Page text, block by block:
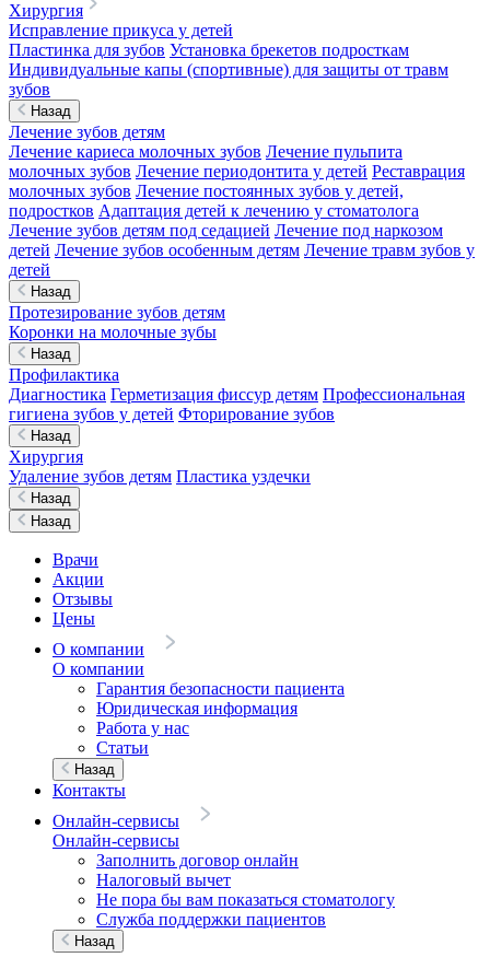
Хирургия
Исправление прикуса у детей
Пластинка для зубов Установка брекетов подросткам
Индивидуальные капы (спортивные) для защиты от травм
зубов
Назад
Лечение зубов детям
Лечение кариеса молочных зубов Лечение пульпита
молочных зубов Лечение периодонтита у детей Реставрация
молочных зубов Лечение постоянных зубов у детей,
подростков Адаптация детей к лечению у стоматолога
Лечение зубов детям под седацией Лечение под наркозом
детей Лечение зубов особенным детям Лечение травм зубов у
детей
Назад
Протезирование зубов детям
Коронки на молочные зубы
Назад
Профилактика
Диагностика Герметизация фиссур детям Профессиональная
гигиена зубов у детей Фторирование зубов
Назад
Хирургия
Удаление зубов детям Пластика уздечки
Назад
Назад
Врачи
Акции
Отзывы
Цены
О компании
О компании
Гарантия безопасности пациента
Юридическая информация
Работа у нас
Статьи
Назад
Контакты
Онлайн-сервисы
Онлайн-сервисы
Заполнить договор онлайн
Налоговый вычет
Не пора бы вам показаться стоматологу
Служба поддержки пациентов
Назад